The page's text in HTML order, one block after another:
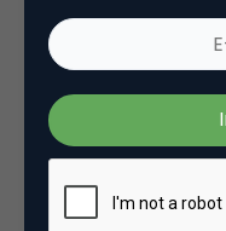
ontwikkelaar de
retouroptie. Nadeel
consument wil
(wederom volgens
een retourlabel met
de Nederlandse